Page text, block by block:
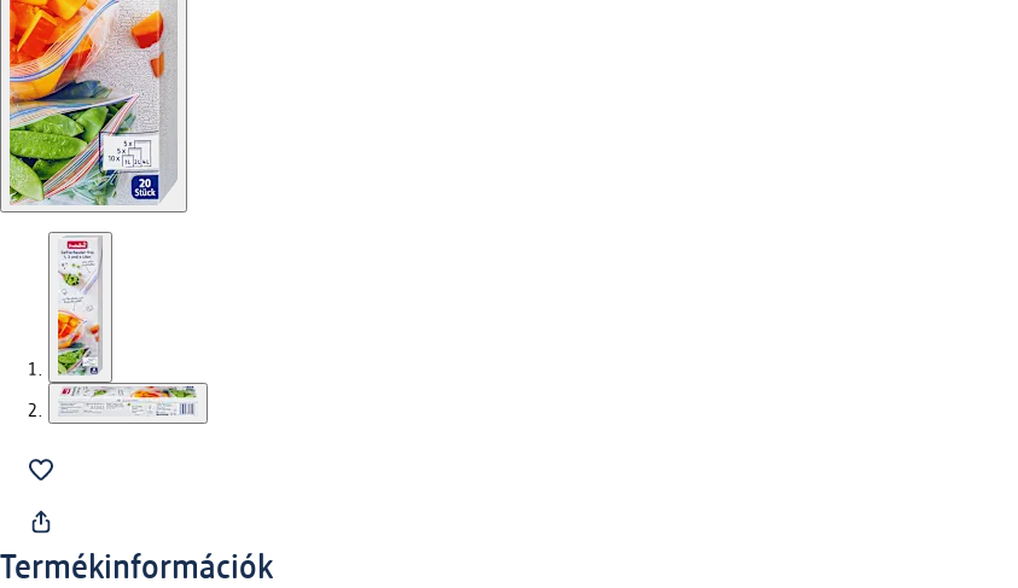
Termékinformációk